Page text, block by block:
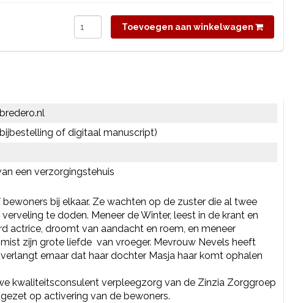
Toevoegen aan winkelwagen
of digitaal manuscript)
een verzorgingstehuis
bij elkaar. Ze wachten op de zuster die al twee
te doden. Meneer de Winter, leest in de krant en
actrice, droomt van aandacht en roem, en meneer
zijn grote liefde van vroeger. Mevrouw Nevels heeft
ernaar dat haar dochter Masja haar komt ophalen
kwaliteitsconsulent verpleegzorg van de Zinzia Zorggroep
op activering van de bewoners.